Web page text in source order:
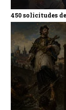
450 solicitudes